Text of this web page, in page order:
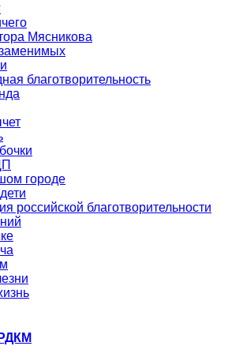
Мясникова
благотворительность
городе
российской благотворительности